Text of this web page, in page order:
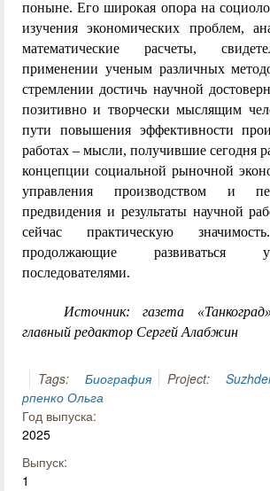
поныне. Его широкая опора на
изучения экономических проблем,
математические расчеты,
применении ученым различных
стремлении достичь научной
позитивно и творчески мыслящим
пути повышения эффективности
работах – мысли, получившие сегодня
концепции социальной рыночной
управления производством и
предвидения и результаты научной
сейчас практическую
продолжающие развиваться
последователями.
Источник: газета
главный редактор Сергей Алабжин
Tags: Биография Project:
рпенко Ольга
Год выпуска:
2025
Выпуск:
1